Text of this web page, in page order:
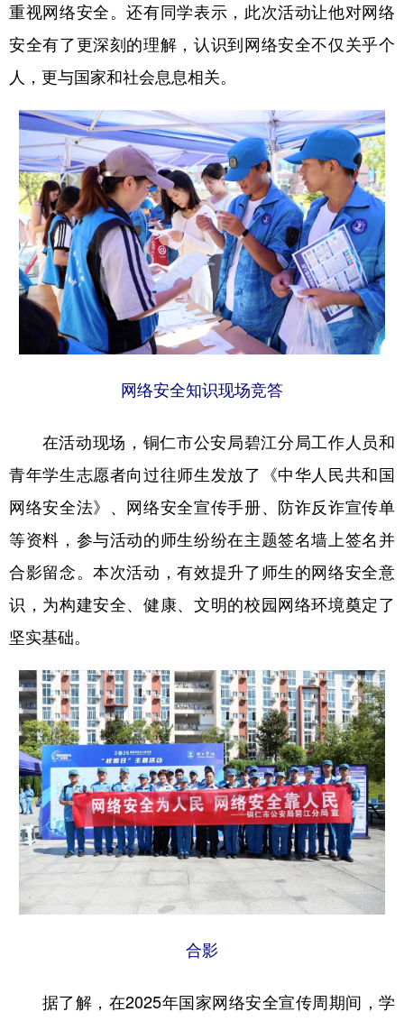
重视网络安全。还有同学表示，此次活动让他对网络
安全有了更深刻的理解，认识到网络安全不仅关乎个
人，更与国家和社会息息相关。
网络安全知识现场竞答
在活动现场，铜仁市公安局碧江分局工作人员和
青年学生志愿者向过往师生发放了《中华人民共和国
网络安全法》、网络安全宣传手册、防诈反诈宣传单
等资料，参与活动的师生纷纷在主题签名墙上签名并
合影留念。本次活动，有效提升了师生的网络安全意
识，为构建安全、健康、文明的校园网络环境奠定了
坚实基础。
合影
据了解，在2025年国家网络安全宣传周期间，学